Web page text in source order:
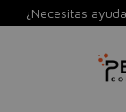
¿Necesitas